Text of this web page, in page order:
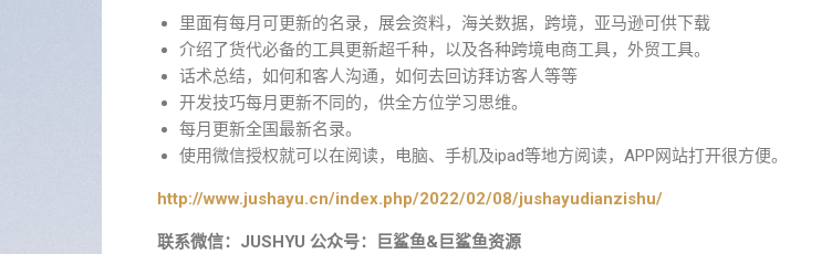
里面有每月可更新的名录，展会资料，海关数据，跨境，亚马逊可供下载
介绍了货代必备的工具更新超千种，以及各种跨境电商工具，外贸工具。
话术总结，如何和客人沟通，如何去回访拜访客人等等
开发技巧每月更新不同的，供全方位学习思维。
每月更新全国最新名录。
使用微信授权就可以在阅读，电脑、手机及ipad等地方阅读，APP网站打开很方便。
http://www.jushayu.cn/index.php/2022/02/08/jushayudianzishu/
联系微信：JUSHYU 公众号：巨鲨鱼&巨鲨鱼资源